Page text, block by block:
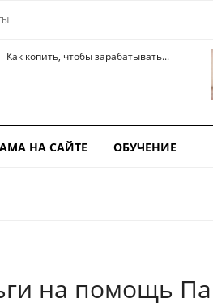
Как копить, чтобы зарабатывать...
НА САЙТЕ ОБУЧЕНИЕ
на помощь